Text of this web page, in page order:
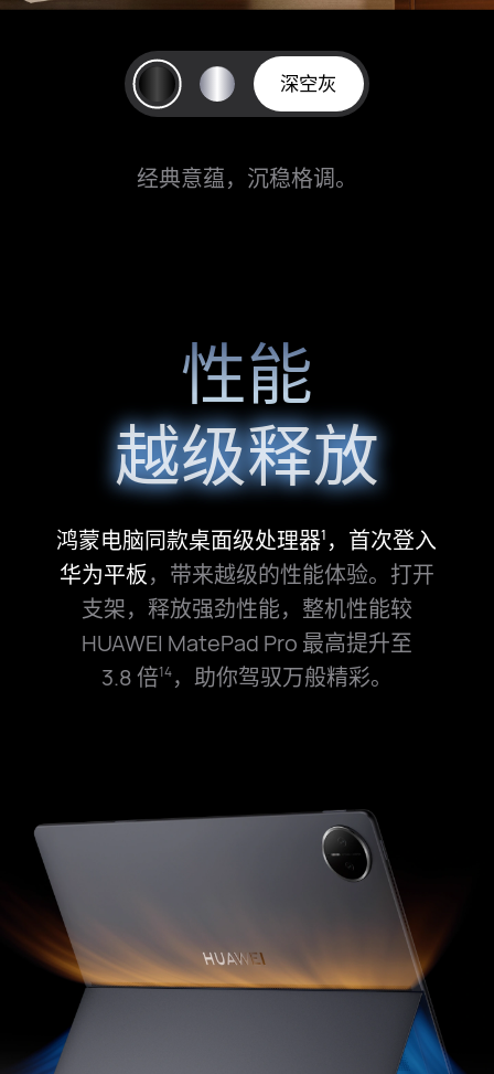
深空灰
经典意蕴，沉稳格调。
性能
越级释放
鸿蒙电脑同款桌面级处理器1 ，首次登入
华为平板，带来越级的性能体验。打开
支架，释放强劲性能，整机性能较
HUAWEI MatePad Pro 最高提升至
3.8 倍14， 助你驾驭万般精⁠彩。